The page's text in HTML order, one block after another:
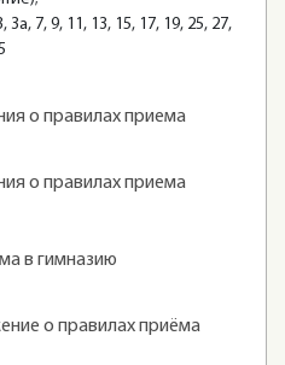
7, 9, 11, 13, 15, 17, 19, 25, 27,
о правилах приема
о правилах приема
в гимназию
о правилах приёма